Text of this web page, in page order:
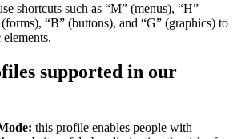
shortcuts such as “M” (menus), “H”
“B” (buttons), and “G” (graphics) to
supported in our
this profile enables people with